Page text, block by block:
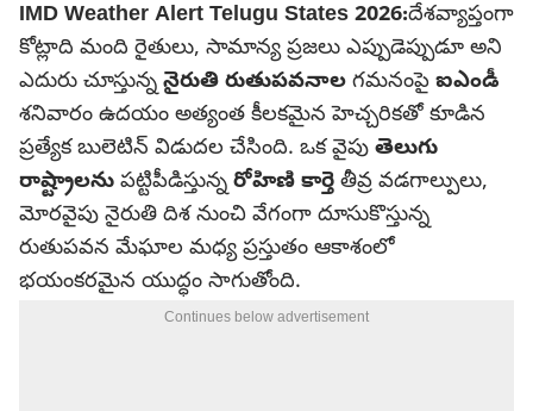
IMD Weather Alert Telugu States 2026:దేశవ్యాప్తంగా
కోట్లాది మంది రైతులు, సామాన్య ప్రజలు ఎప్పుడెప్పుడూ అని
ఎదురు చూస్తున్న నైరుతి రుతుపవనాల గమనంపై ఐఎండీ
శనివారం ఉదయం అత్యంత కీలకమైన హెచ్చరికతో కూడిన
ప్రత్యేక బులెటిన్ విడుదల చేసింది. ఒక వైపు తెలుగు
రాష్ట్రాలను పట్టిపీడిస్తున్న రోహిణి కార్తె తీవ్ర వడగాల్పులు,
మోరవైపు నైరుతి దిశ నుంచి వేగంగా దూసుకొస్తున్న
రుతుపవన మేఘాల మధ్య ప్రస్తుతం ఆకాశంలో
భయంకరమైన యుద్ధం సాగుతోంది.
Continues below advertisement